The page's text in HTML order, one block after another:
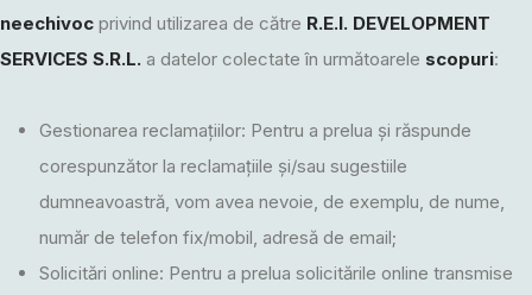
neechivoc privind utilizarea de către R.E.I. DEVELOPMENT
SERVICES S.R.L. a datelor colectate în următoarele scopuri:
Gestionarea reclamațiilor: Pentru a prelua și răspunde
corespunzător la reclamațiile și/sau sugestiile
dumneavoastră, vom avea nevoie, de exemplu, de nume,
număr de telefon fix/mobil, adresă de email;
Solicitări online: Pentru a prelua solicitările online transmise